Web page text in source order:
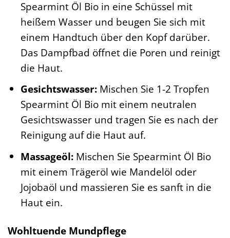
Spearmint Öl Bio in eine Schüssel mit
heißem Wasser und beugen Sie sich mit
einem Handtuch über den Kopf darüber.
Das Dampfbad öffnet die Poren und reinigt
die Haut.
Gesichtswasser:Mischen Sie 1-2 Tropfen
Spearmint Öl Bio mit einem neutralen
Gesichtswasser und tragen Sie es nach der
Reinigung auf die Haut auf.
Massageöl:Mischen Sie Spearmint Öl Bio
mit einem Trägeröl wie Mandelöl oder
Jojobaöl und massieren Sie es sanft in die
Haut ein.
Wohltuende Mundpflege